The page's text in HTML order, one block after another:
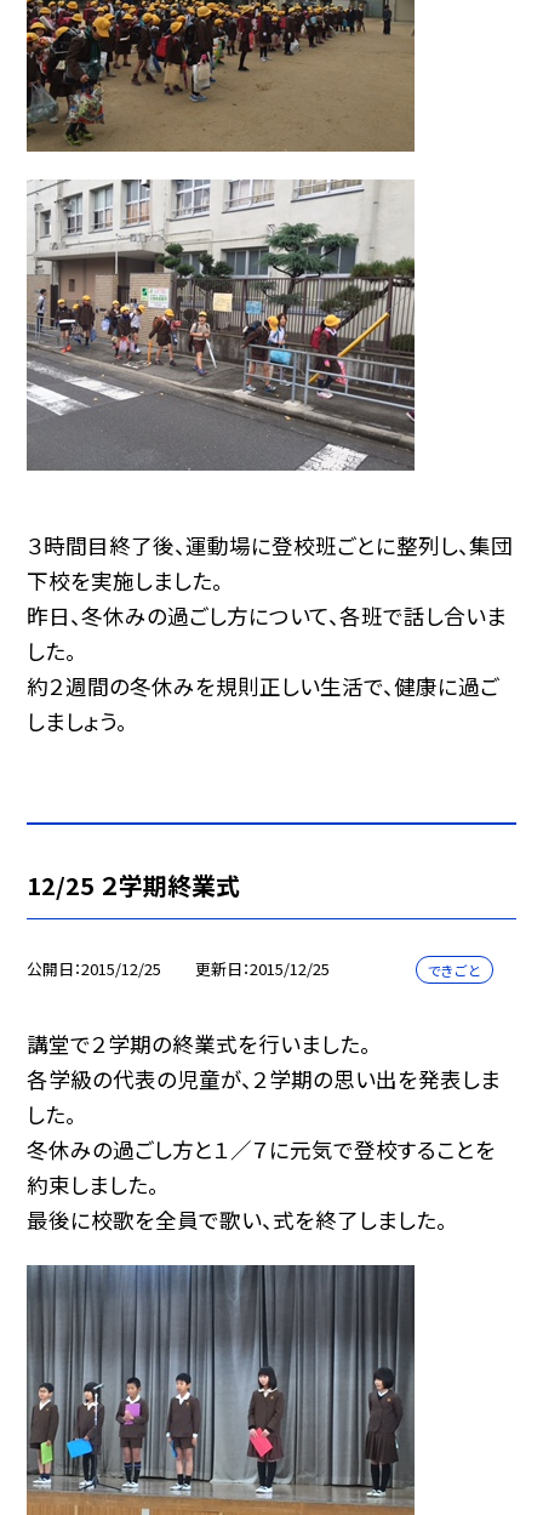
３時間目終了後、運動場に登校班ごとに整列し、集団
下校を実施しました。
昨日、冬休みの過ごし方について、各班で話し合いま
した。
約２週間の冬休みを規則正しい生活で、健康に過ご
しましょう。
12/25 ２学期終業式
公開日 2015/12/25 更新日 2015/12/25 できごと
講堂で２学期の終業式を行いました。
各学級の代表の児童が、２学期の思い出を発表しま
した。
冬休みの過ごし方と１／７に元気で登校することを
約束しました。
最後に校歌を全員で歌い、式を終了しました。